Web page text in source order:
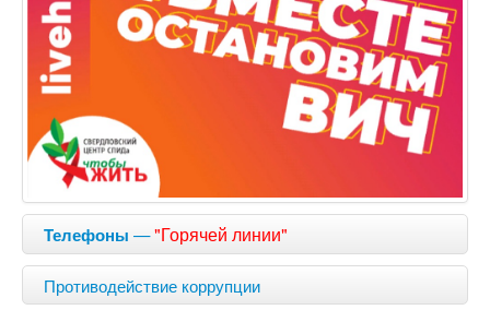
Телефоны —"Горячей линии"
Противодействие коррупции